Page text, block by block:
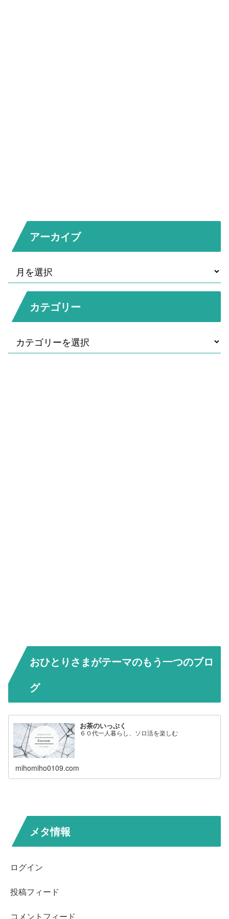
アーカイブ
カテゴリー
おひとりさまがテーマのもう一つのブロ
グ
お茶のいっぷく
６０代一人暮らし、ソロ活を楽しむ
mihomiho0109.com
メタ情報
ログイン
投稿フィード
コメントフィード